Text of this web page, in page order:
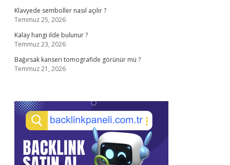
Klavyede semboller nasıl açılır ?
Temmuz 25, 2026
Kalay hangi ilde bulunur ?
Temmuz 23, 2026
Bağırsak kanseri tomografide görünür mü ?
Temmuz 21, 2026